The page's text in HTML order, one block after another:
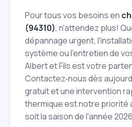
Pour tous vos besoins en
(94310), n'attendez plus!
dépannage urgent,
système ou l'entretien de
Albert et Fils est votre
Contactez‑nous dès
gratuit et une intervention
thermique est notre priorité
soit la saison de l'année